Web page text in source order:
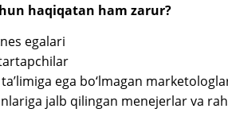
haqiqatan ham zarur?
egalari
ega bo‘lmagan
jalb qilingan menejerlar va